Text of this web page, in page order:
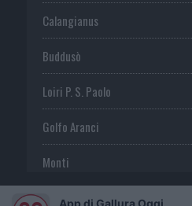
Calangianus
Buddusò
Loiri P. S. Paolo
Golfo Aranci
Monti
TeltiApp di Gallura Oggi